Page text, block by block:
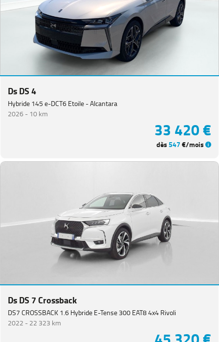
Ds DS 4
Hybride 145 e-DCT6 Etoile - Alcantara
2026 - 10 km
33 420 €
dès547€/mois
Ds DS 7 Crossback
DS7 CROSSBACK 1.6 Hybride E-Tense 300 EAT8 4x4 Rivoli
2022 -22 323 km